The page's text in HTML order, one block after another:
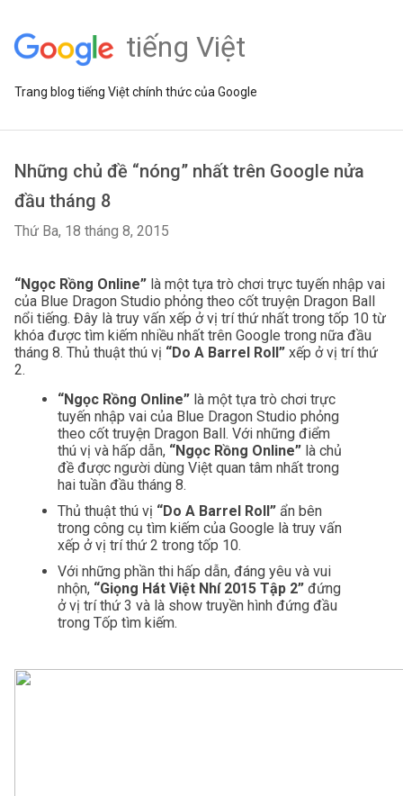
tiếng Việt
Trang blog tiếng Việt chính thức của Google
Những chủ đề “nóng” nhất trên Google nửa
đầu tháng 8
Thứ Ba, 18 tháng 8, 2015
“Ngọc Rồng Online” là một tựa trò chơi trực tuyến nhập vai
của Blue Dragon Studio phỏng theo cốt truyện Dragon Ball
nổi tiếng. Đây là truy vấn xếp ở vị trí thứ nhất trong tốp 10 từ
khóa được tìm kiếm nhiều nhất trên Google trong nữa đầu
tháng 8. Thủ thuật thú vị “Do A Barrel Roll” xếp ở vị trí thứ
2.
“Ngọc Rồng Online” là một tựa trò chơi trực
tuyến nhập vai của Blue Dragon Studio phỏng
theo cốt truyện Dragon Ball. Với những điểm
thú vị và hấp dẫn, “Ngọc Rồng Online” là chủ
đề được người dùng Việt quan tâm nhất trong
hai tuần đầu tháng 8.
Thủ thuật thú vị “Do A Barrel Roll” ẩn bên
trong công cụ tìm kiếm của Google là truy vấn
xếp ở vị trí thứ 2 trong tốp 10.
Với những phần thi hấp dẫn, đáng yêu và vui
nhộn, “Giọng Hát Việt Nhí 2015 Tập 2” đứng
ở vị trí thứ 3 và là show truyền hình đứng đầu
trong Tốp tìm kiếm.